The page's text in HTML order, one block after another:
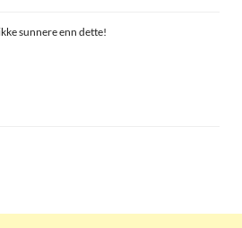
sunnere enn dette!